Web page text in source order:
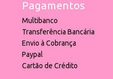
Pagamentos
Multibanco
Transferência Bancária
Envio à Cobrança
Paypal
Cartão de Crédito